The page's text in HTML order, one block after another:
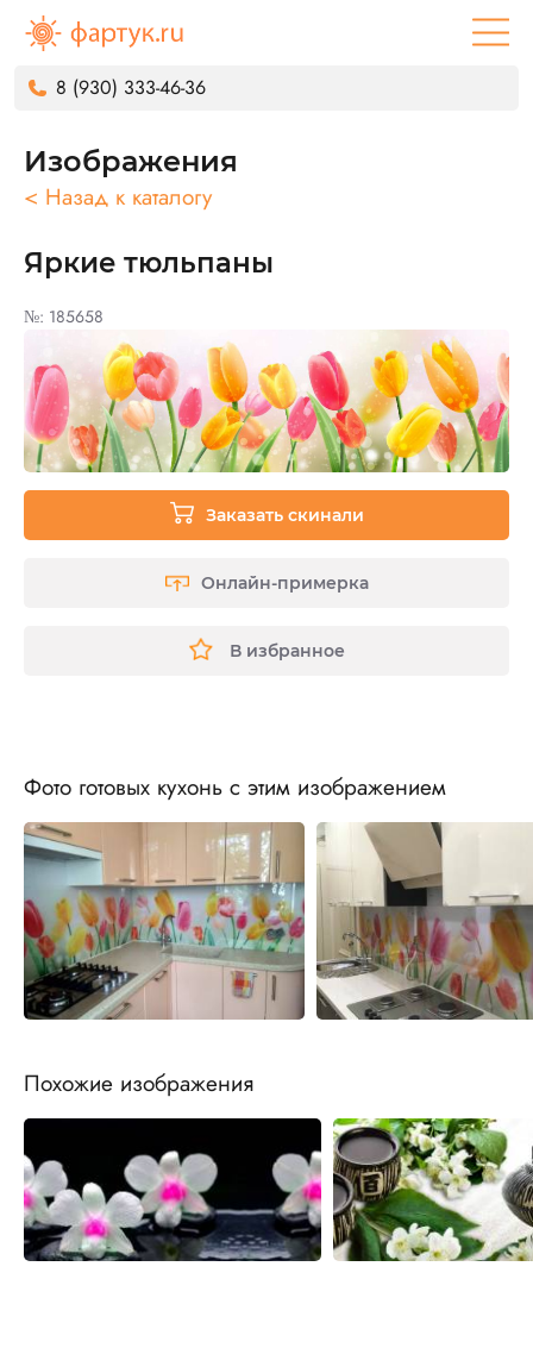
8 (930) 333-46-36
Изображения
< Назад к каталогу
Яркие тюльпаны
№: 185658
Заказать скинали
Онлайн-примерка
В избранное
Фото готовых кухонь с этим изображением
Похожие изображения